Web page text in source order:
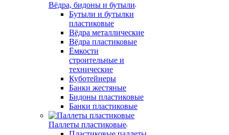
Вёдра, бидоны и бутыли
Бутыли и бутылки
пластиковые
Вёдра металлические
Вёдра пластиковые
Ёмкости
строительные и
технические
Куботейнеры
Банки жестяные
Бидоны пластиковые
Банки пластиковые
Паллеты пластиковые